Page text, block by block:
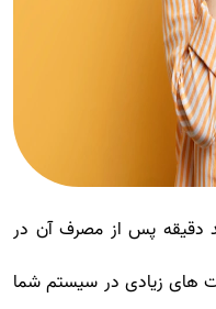
دقیقه پس از مصرف آن در
های زیادی در سیستم شما